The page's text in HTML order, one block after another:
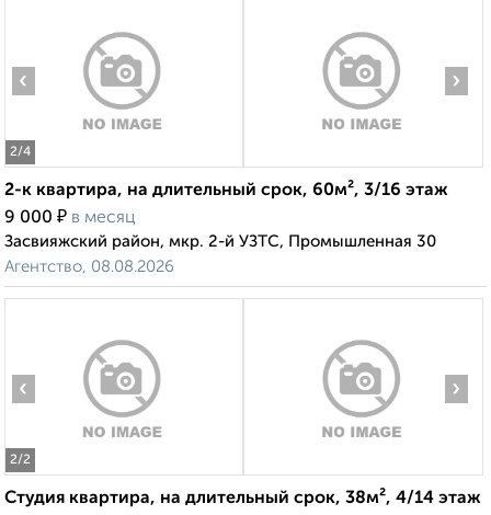
2/4
‹ ›
2-к квартира, на длительный срок, 60м², 3/16 этаж
9 000 ₽ в месяц
Засвияжский район, мкр. 2-й УЗТС, Промышленная 30
Агентство, 08.08.2026
2/2
‹ ›
Студия квартира, на длительный срок, 38м², 4/14 этаж